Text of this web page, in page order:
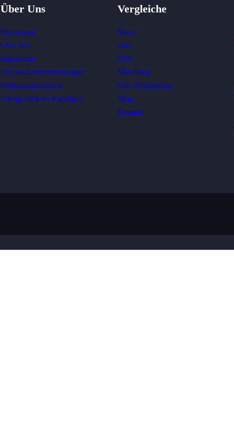
Über Uns
Homepage
Über uns
Impressum
Datenschutzbestimmungen
Haftungsausschluss
Energieanbieter Kündigen
Vergleiche
Strom
Gas
DSL
Mobilfunk
Kfz-Versicherung
Blog
Kontakt